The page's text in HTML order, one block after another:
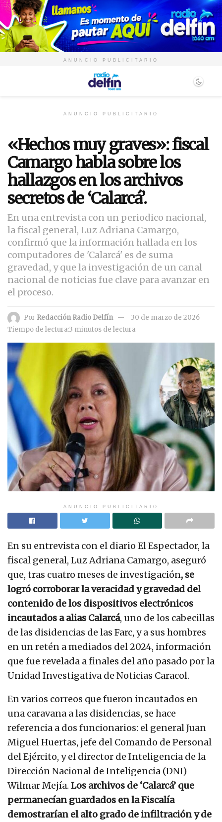
ANUNCIO PUBLICITARIO
ANUNCIO PUBLICITARIO
«Hechos muy graves»: fiscal
Camargo habla sobre los
hallazgos en los archivos
secretos de ‘Calarcá’.
En una entrevista con un periodico nacional,
la fiscal general, Luz Adriana Camargo,
confirmó que la información hallada en los
computadores de 'Calarcá' es de suma
gravedad, y que la investigación de un canal
nacional de noticias fue clave para avanzar en
el proceso.
Por Redacción Radio Delfín
30 de marzo de 2026
Tiempo de lectura:3 minutos de lectura
ANUNCIO PUBLICITARIO
En su entrevista con el diario El Espectador, la
fiscal general, Luz Adriana Camargo, aseguró
que, tras cuatro meses de investigación, se
logró corroborar la veracidad y gravedad del
contenido de los dispositivos electrónicos
incautados a alias Calarcá, uno de los cabecillas
de las disidencias de las Farc, y a sus hombres
en un retén a mediados del 2024, información
que fue revelada a finales del año pasado por la
Unidad Investigativa de Noticias Caracol.
En varios correos que fueron incautados en
una caravana a las disidencias, se hace
referencia a dos funcionarios: el general Juan
Miguel Huertas, jefe del Comando de Personal
del Ejército, y el director de Inteligencia de la
Dirección Nacional de Inteligencia (DNI)
Wilmar Mejía. Los archivos de ‘Calarcá’ que
permanecían guardados en la Fiscalía
demostrarían el alto grado de infiltración y de